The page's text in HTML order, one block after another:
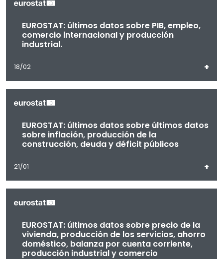
EUROSTAT: últimos datos sobre PIB, empleo,
comercio internacional y producción
industrial.
18/02 +
EUROSTAT: últimos datos sobre últimos datos
sobre inflación, producción de la
construcción, deuda y déficit públicos
21/01 +
EUROSTAT: últimos datos sobre precio de la
vivienda, producción de los servicios, ahorro
doméstico, balanza por cuenta corriente,
producción industrial y comercio